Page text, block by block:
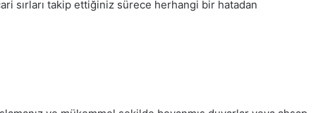
sırları takip ettiğiniz sürece herhangi bir hatadan